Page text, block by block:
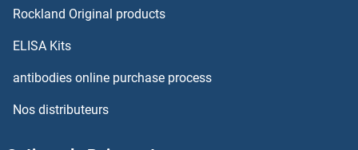
LEFTY1 Kits ELISA
LEFTY2 Kits ELISA
Leiomodin 1 Kits ELISA
Rockland Original products
ELISA Kits
antibodies online purchase process
Nos distributeurs